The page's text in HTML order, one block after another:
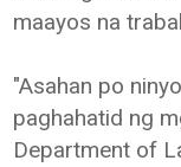
maayos na
"Asahan po
paghahatid ng
Department of